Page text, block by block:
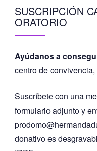
SUSCRIPCIÓN
ORATORIO
Ayúdanos a
centro de
Suscríbete con una
formulario adjunto y
donativo es